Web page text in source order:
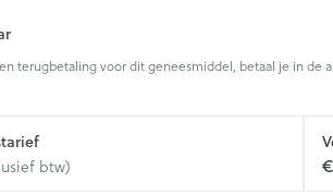
terugbetaling voor dit geneesmiddel, betaal je in de
btw)